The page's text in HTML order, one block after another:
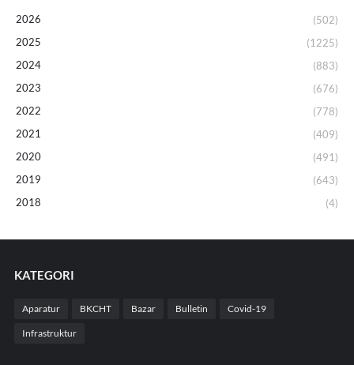
2026
(502)
2025
(1225)
2024
(883)
2023
(676)
2022
(778)
2021
(409)
2020
(491)
2019
(643)
2018
(4)
KATEGORI
Aparatur BKCHT Bazar Bulletin Covid-19
Infrastruktur